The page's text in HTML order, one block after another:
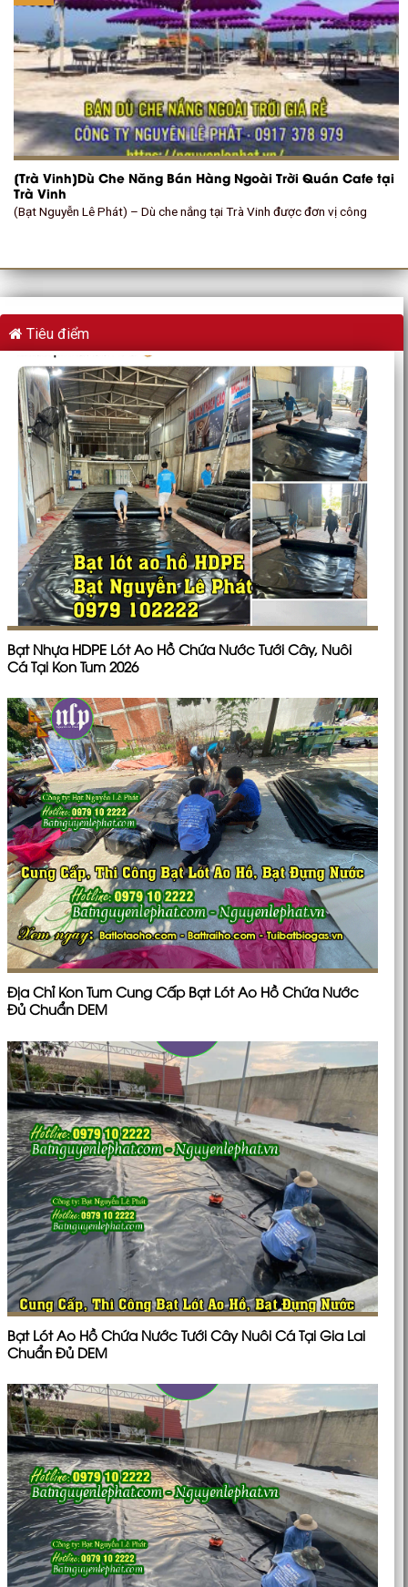
[Trà Vinh]Dù Che Năng Bán Hàng Ngoài Trời Quán Cafe tại
Trà Vinh
(Bạt Nguyễn Lê Phát) – Dù che nắng tại Trà Vinh được đơn vị công
Tiêu điểm
Bạt Nhựa HDPE Lót Ao Hồ Chứa Nước Tưới Cây, Nuôi
Cá Tại Kon Tum 2026
Địa Chỉ Kon Tum Cung Cấp Bạt Lót Ao Hồ Chứa Nước
Đủ Chuẩn DEM
Bạt Lót Ao Hồ Chứa Nước Tưới Cây Nuôi Cá Tại Gia Lai
Chuẩn Đủ DEM